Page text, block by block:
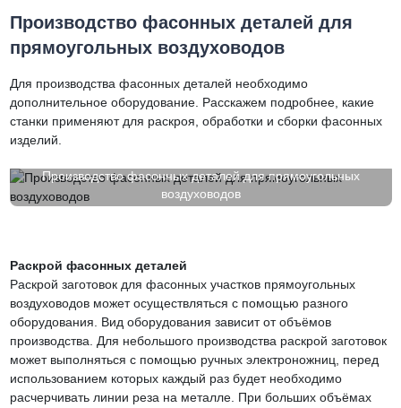
Производство фасонных деталей для
прямоугольных воздуховодов
Для производства фасонных деталей необходимо
дополнительное оборудование. Расскажем подробнее, какие
станки применяют для раскроя, обработки и сборки фасонных
изделий.
Производство фасонных деталей для прямоугольных
воздуховодов
Раскрой фасонных деталей
Раскрой заготовок для фасонных участков прямоугольных
воздуховодов может осуществляться с помощью разного
оборудования. Вид оборудования зависит от объёмов
производства. Для небольшого производства раскрой заготовок
может выполняться с помощью ручных электроножниц, перед
использованием которых каждый раз будет необходимо
расчерчивать линии реза на металле. При больших объёмах